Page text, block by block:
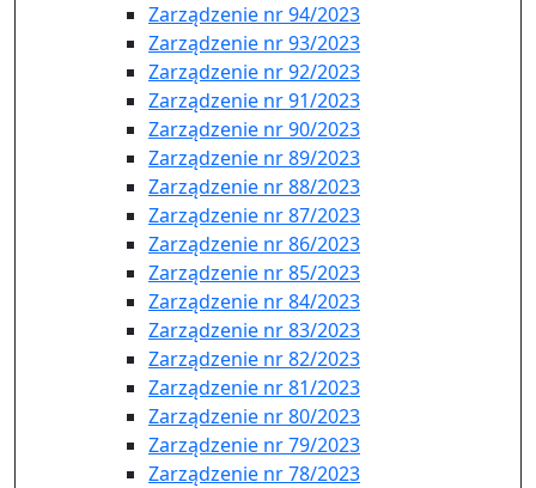
Zarządzenie nr 94/2023
Zarządzenie nr 93/2023
Zarządzenie nr 92/2023
Zarządzenie nr 91/2023
Zarządzenie nr 90/2023
Zarządzenie nr 89/2023
Zarządzenie nr 88/2023
Zarządzenie nr 87/2023
Zarządzenie nr 86/2023
Zarządzenie nr 85/2023
Zarządzenie nr 84/2023
Zarządzenie nr 83/2023
Zarządzenie nr 82/2023
Zarządzenie nr 81/2023
Zarządzenie nr 80/2023
Zarządzenie nr 79/2023
Zarządzenie nr 78/2023